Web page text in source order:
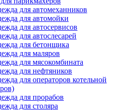
для автомеханников
для автомойки
для автосервисов
для автослесарей
для бетонщика
для маляров
для мясокомбината
для нефтяников
для операторов котельной
для прорабов
для столяра